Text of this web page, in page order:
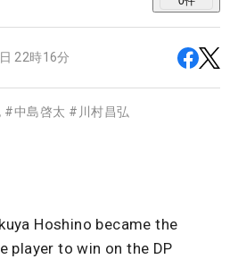
22時16分
#中島啓太 # 川村昌弘
Hoshino became the
player to win on the DP